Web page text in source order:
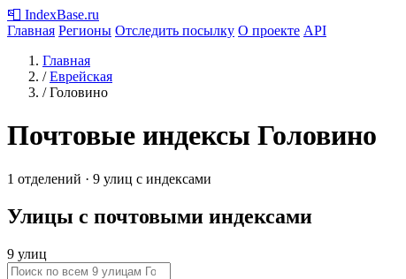
📮 IndexBase.ru
Главная Регионы Отследить посылку О проекте API
Главная
/ Еврейская
/ Головино
Почтовые индексы Головино
1 отделений · 9 улиц с индексами
Улицы с почтовыми индексами
9 улиц